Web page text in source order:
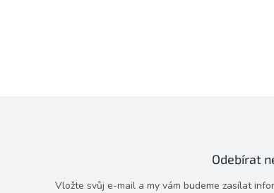
Odebírat
Vložte svůj e-mail a my vám budeme zasílat